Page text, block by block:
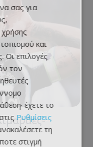
σας για
και
Οι επιλογές
τον
έχετε το
Ρυθμίσεις
τη
στιγμή